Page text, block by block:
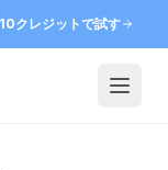
クレジットで試す